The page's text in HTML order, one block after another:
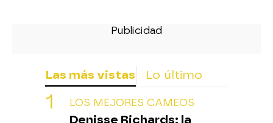
Las más vistas Lo último
LOS MEJORES CAMEOS
Denisse Richards: la